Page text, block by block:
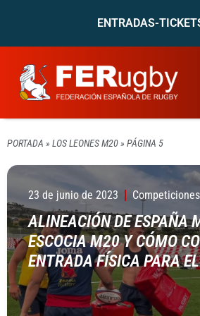
ENTRADAS-
PORTADA » LOS LEONES M20» PÁGINA 5
23 de junio de 2023
ALINEACIÓN DE ESPAÑA
ESCOCIA M20 Y CÓMO
ENTRADA FÍSICA PARA